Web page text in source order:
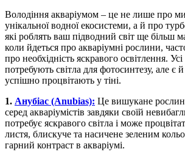
Володіння акваріумом – це не лише про
унікальної водної екосистеми, а й про
які роблять ваш підводний світ ще більш
коли йдеться про акваріумні рослини,
про необхідність яскравого освітлення.
потребують світла для фотосинтезу, але є й
успішно процвітають у тіні.
1. Анубіас (Anubias): Це вишукане
серед акваріумістів завдяки своїй
потребує яскравого світла і може
листя, блискуче та насичене зеленим
гарний контраст в акваріумі.